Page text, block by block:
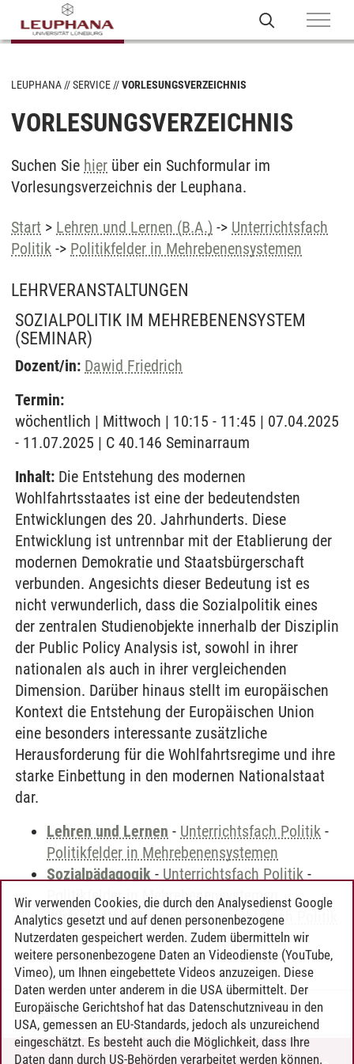
LEUPHANA SERVICE VORLESUNGSVERZEICHNIS
VORLESUNGSVERZEICHNIS
Suchen Sie hier über ein Suchformular im
Vorlesungsverzeichnis der Leuphana.
Start > Lehren und Lernen (B.A.) -> Unterrichtsfach
Politik -> Politikfelder in Mehrebenensystemen
LEHRVERANSTALTUNGEN
SOZIALPOLITIK IM MEHREBENENSYSTEM
(SEMINAR)
Dozent/in: Dawid Friedrich
Termin:
wöchentlich | Mittwoch | 10:15 - 11:45 | 07.04.2025
- 11.07.2025 | C 40.146 Seminarraum
Inhalt: Die Entstehung des modernen
Wohlfahrtsstaates ist eine der bedeutendsten
Entwicklungen des 20. Jahrhunderts. Diese
Entwicklung ist untrennbar mit der Etablierung der
modernen Demokratie und Staatsbürgerschaft
verbunden. Angesichts dieser Bedeutung ist es
nicht verwunderlich, dass die Sozialpolitik eines
der zentralen Studienobjekte innerhalb der Disziplin
der Public Policy Analysis ist, sowohl in ihrer
nationalen als auch in ihrer vergleichenden
Dimension. Darüber hinaus stellt im europäischen
Kontext die Entstehung der Europäischen Union
eine besonders interessante zusätzliche
Herausforderung für die Wohlfahrtsregime und ihre
starke Einbettung in den modernen Nationalstaat
dar.
Lehren und Lernen - Unterrichtsfach Politik -
Politikfelder in Mehrebenensystemen
Sozialpädagogik - Unterrichtsfach Politik -
Politikfelder in Mehrebenensystemen
Wirtschaftspädagogik -Unterrichtsfach Politik
-Politikfelder in Mehrebenensystemen
Timo Leder/30.06.2024
Wir verwenden Cookies, die durch den Analysedienst Google
Analytics gesetzt und auf denen personenbezogene
Nutzerdaten gespeichert werden. Zudem übermitteln wir
weitere personenbezogene Daten an Videodienste (YouTube,
Vimeo), um Ihnen eingebettete Videos anzuzeigen. Diese
Daten werden unter anderem in die USA übermittelt. Der
Europäische Gerichtshof hat das Datenschutzniveau in den
USA, gemessen an EU-Standards, jedoch als unzureichend
eingeschätzt. Es besteht auch die Möglichkeit, dass Ihre
Daten dann durch US-Behörden verarbeitet werden können.